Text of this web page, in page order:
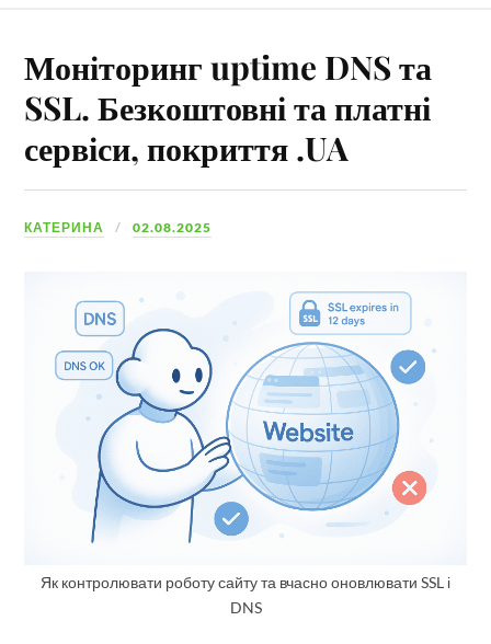
Моніторинг uptime DNS та
SSL. Безкоштовні та платні
сервіси, покриття .UA
КАТЕРИНА 02.08.2025
Як контролювати роботу сайту та вчасно оновлювати SSL і
DNS